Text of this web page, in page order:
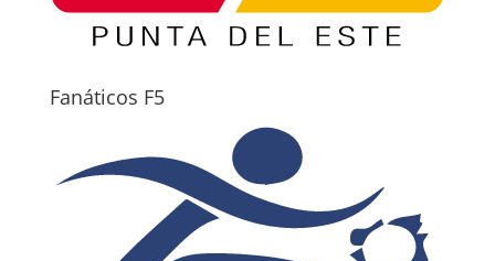
Fanáticos F5